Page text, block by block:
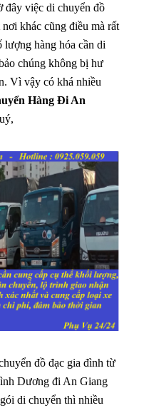
việc di chuyển đồ
khác cũng điều mà rất
lượng hàng hóa cần di
chúng không bị hư
Vì vậy có khá nhiều
Hàng Đi An
đồ đạc gia đình từ
Dương đi An Giang
di chuyển thì nhiều